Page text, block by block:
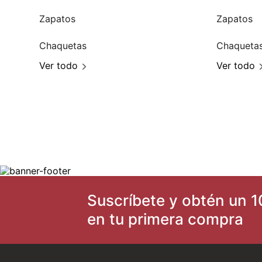
Zapatos
Chaquetas
Ver todo
Zapatos
Ver todo
Suscríbete y obtén un
en tu primera compra